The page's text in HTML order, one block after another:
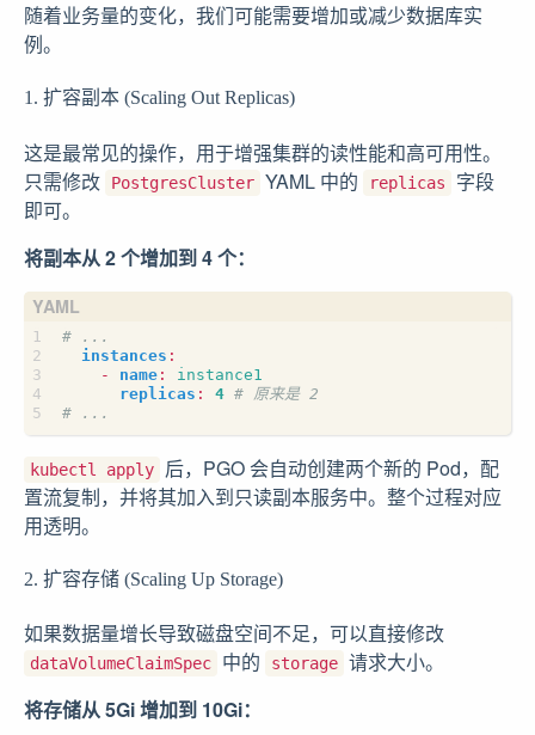
随着业务量的变化，我们可能需要增加或减少数据库实
例。
1. 扩容副本 (Scaling Out Replicas)
这是最常见的操作，用于增强集群的读性能和高可用性。
只需修改
PostgresCluster YAML 中的 replicas
字段
即可。
将副本从 2 个增加到 4 个：
# ...
instances :
- name :
instance1
replicas : 4 # 原来是 2
# ...
kubectl apply
后，PGO 会自动创建两个新的 Pod，配
置流复制，并将其加入到只读副本服务中。整个过程对应
用透明。
2. 扩容存储 (Scaling Up Storage)
如果数据量增长导致磁盘空间不足，可以直接修改
dataVolumeClaimSpec 中的 storage 请求大小。
将存储从 5Gi 增加到 10Gi：